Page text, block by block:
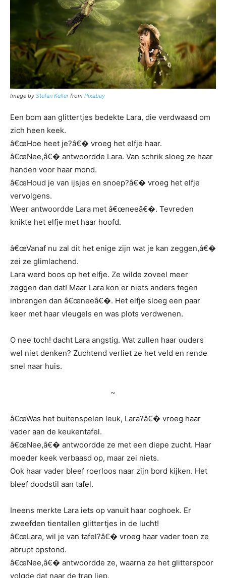
Image by Stefan Kellerfrom Pixabay
Een bom aan glittertjes bedekte Lara, die verdwaasd om
zich heen keek.
â€œHoe heet je?â€� vroeg het elfje haar.
â€œNee,â€� antwoordde Lara. Van schrik sloeg ze haar
handen voor haar mond.
â€œHoud je van ijsjes en snoep?â€� vroeg het elfje
vervolgens.
Weer antwoordde Lara met â€œneeâ€�. Tevreden
knikte het elfje met haar hoofd.
â€œVanaf nu zal dit het enige zijn wat je kan zeggen,â€�
zei ze glimlachend.
Lara werd boos op het elfje. Ze wilde zoveel meer
zeggen dan dat! Maar Lara kon er niets anders tegen
inbrengen dan â€œneeâ€�. Het elfje sloeg een paar
keer met haar vleugels en was plots verdwenen.
O nee toch! dacht Lara angstig. Wat zullen haar ouders
wel niet denken? Zuchtend verliet ze het veld en rende
snel naar huis.
~
â€œWas het buitenspelen leuk, Lara?â€� vroeg haar
vader aan de keukentafel.
â€œNee,â€� antwoordde ze met een diepe zucht. Haar
moeder keek verbaasd op, maar zei niets.
Ook haar vader bleef roerloos naar zijn bord kijken. Het
bleef doodstil aan tafel.
Ineens merkte Lara iets op vanuit haar ooghoek. Er
zweefden tientallen glittertjes in de lucht!
â€œLara, wil je van tafel?â€� vroeg haar vader toen ze
abrupt opstond.
â€œNee,â€� antwoordde ze, waarna ze het glitterspoor
volgde dat naar de trap liep.